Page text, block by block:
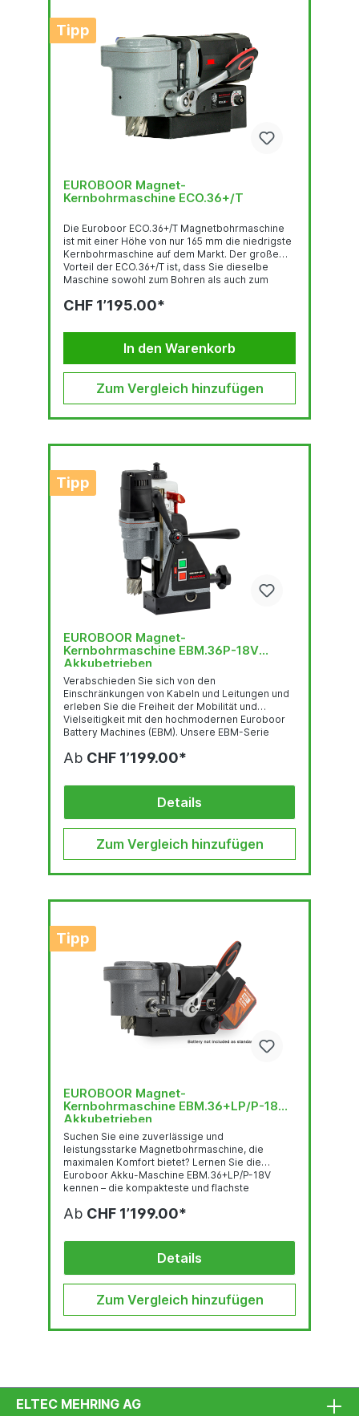
Tipp
EUROBOOR Magnet-
Kernbohrmaschine ECO.36+/T
Die Euroboor ECO.36+/T Magnetbohrmaschine
ist mit einer Höhe von nur 165 mm die niedrigste
Kernbohrmaschine auf dem Markt. Der große
Vorteil der ECO.36+/T ist, dass Sie dieselbe
Maschine sowohl zum Bohren als auch zum
Aufgrund ihrer kompakten Grösse eignet sich
Räumen, die mit herkömmlichen Maschinen nicht
erreicht werden können, wie z. B. H-Träger,
Stahlkonstruktionen, Platten, Profile usw.Die
Elektronik ausgestattet, die noch mehr
Sicherheit bietet....
CHF 1’195.00*
In den Warenkorb
Zum Vergleich hinzufügen
Tipp
EUROBOOR Magnet-
Kernbohrmaschine EBM.36P-18V
Akkubetrieben
Verabschieden Sie sich von den
Einschränkungen von Kabeln und Leitungen und
erleben Sie die Freiheit der Mobilität und
Vielseitigkeit mit den hochmodernen Euroboor
Battery Machines (EBM). Unsere EBM-Serie
und ist kompakt, leicht und einfach zu
Kabel machen müssen, können Sie auch an
schwer zugänglichen Stellen effizienter und
Ab CHF 1’199.00*
Details
Zum Vergleich hinzufügen
Tipp
EUROBOOR Magnet-
Kernbohrmaschine EBM.36+LP/P-18V
Akkubetrieben
Suchen Sie eine zuverlässige und
leistungsstarke Magnetbohrmaschine, die
maximalen Komfort bietet? Lernen Sie die
Euroboor Akku-Maschine EBM.36+LP/P-18V
kennen – die kompakteste und flachste
heute erhältlich ist. Diese kabellose, leichte
Effizienz auf engstem Raum benötigen, und wird
mit einem 18-V-Akku betrieben, der mit der
Makita LXT 18-V-Plattform kompatibel ist.
Ab CHF 1’199.00*
Details
Zum Vergleich hinzufügen
ELTEC MEHRING AG